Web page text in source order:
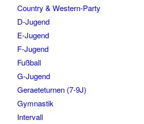
Country & Western-Party
D-Jugend
E-Jugend
F-Jugend
Fußball
G-Jugend
Geraeteturnen (7-9J)
Gymnastik
Intervall